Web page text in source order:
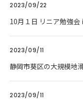
2023/09/22
10月１日 リニア勉強会
2023/09/11
静岡市葵区の大規模地
2023/09/11